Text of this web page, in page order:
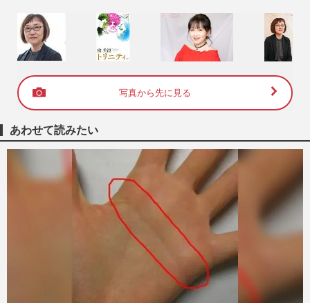
写真から先に見る
あわせて読みたい